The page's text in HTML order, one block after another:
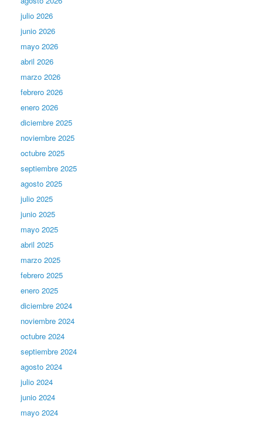
julio 2026
junio 2026
mayo 2026
abril 2026
marzo 2026
febrero 2026
enero 2026
diciembre 2025
noviembre 2025
octubre 2025
septiembre 2025
agosto 2025
julio 2025
junio 2025
mayo 2025
abril 2025
marzo 2025
febrero 2025
enero 2025
diciembre 2024
noviembre 2024
octubre 2024
septiembre 2024
agosto 2024
julio 2024
junio 2024
mayo 2024